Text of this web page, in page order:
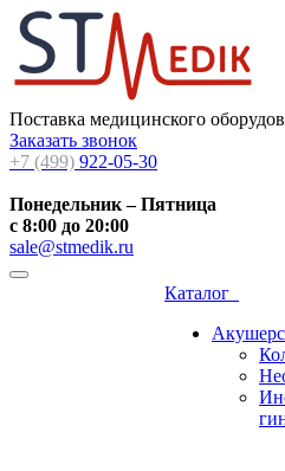
Поставка медицинского
Заказать звонок
+7 (499) 922-05-30
Понедельник – Пятница
с 8:00 до 20:00
sale@stmedik.ru
Каталог